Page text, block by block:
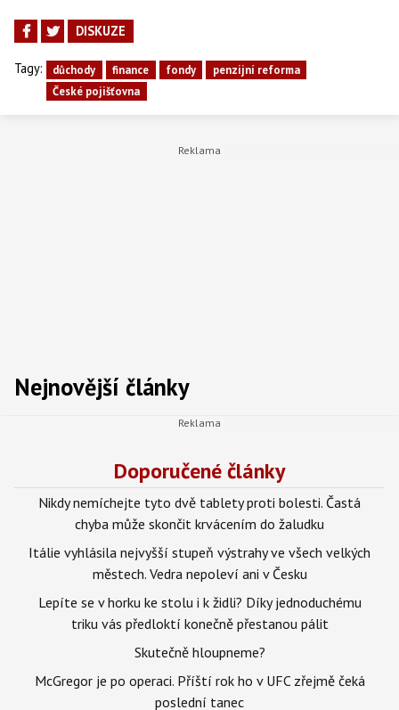
DISKUZE
Tagy: důchody finance fondy
penzijní reforma
České pojišťovna
Nejnovější články
Doporučené články
Nikdy nemíchejte tyto dvě tablety proti bolesti. Častá
chyba může skončit krvácením do žaludku
Itálie vyhlásila nejvyšší stupeň výstrahy ve všech velkých
městech. Vedra nepoleví ani v Česku
Lepíte se v horku ke stolu i k židli? Díky jednoduchému
triku vás předloktí konečně přestanou pálit
Skutečně hloupneme?
McGregor je po operaci. Příští rok ho v UFC zřejmě čeká
poslední tanec